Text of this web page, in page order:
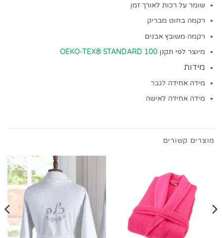
שומר על רכות לאורך זמן
רקמה בחוט מבריק
רקמה משובץ אבנים
מיוצר לפי תקנן OEKO-TEX® STANDARD 100
מידות
מידה אחידה לגבר
מידה אחידה לאישה
מוצרים קשורים